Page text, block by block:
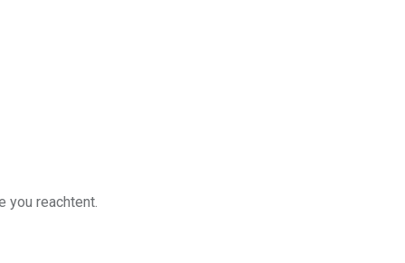
you reachtent.